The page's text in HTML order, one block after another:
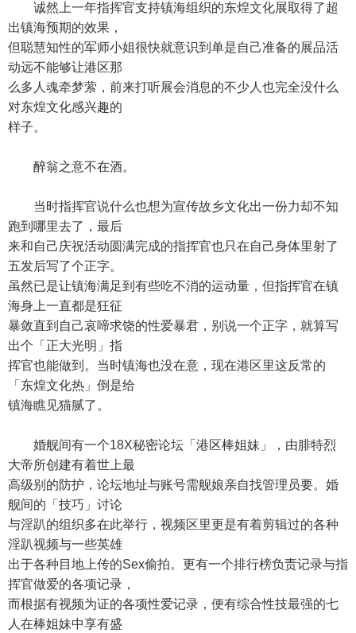
诚然上一年指挥官支持镇海组织的东煌文化展取得了超
出镇海预期的效果，
但聪慧知性的军师小姐很快就意识到单是自己准备的展品活
动远不能够让港区那
么多人魂牵梦萦，前来打听展会消息的不少人也完全没什么
对东煌文化感兴趣的
样子。
醉翁之意不在酒。
当时指挥官说什么也想为宣传故乡文化出一份力却不知
跑到哪里去了，最后
来和自己庆祝活动圆满完成的指挥官也只在自己身体里射了
五发后写了个正字。
虽然已是让镇海满足到有些吃不消的运动量，但指挥官在镇
海身上一直都是狂征
暴敛直到自己哀啼求饶的性爱暴君，别说一个正字，就算写
出个「正大光明」指
挥官也能做到。当时镇海也没在意，现在港区里这反常的
「东煌文化热」倒是给
镇海瞧见猫腻了。
婚舰间有一个18X秘密论坛「港区棒姐妹」，由腓特烈
大帝所创建有着世上最
高级别的防护，论坛地址与账号需舰娘亲自找管理员要。婚
舰间的「技巧」讨论
与淫趴的组织多在此举行，视频区里更是有着剪辑过的各种
淫趴视频与一些英雄
出于各种目地上传的Sex偷拍。更有一个排行榜负责记录与指
挥官做爱的各项记录，
而根据有视频为证的各项性爱记录，便有综合性技最强的七
人在棒姐妹中享有盛